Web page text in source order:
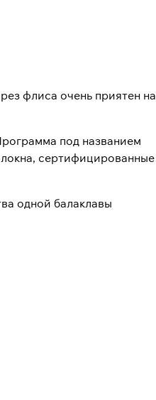
флиса очень приятен на
под названием
сертифицированные
одной балаклавы